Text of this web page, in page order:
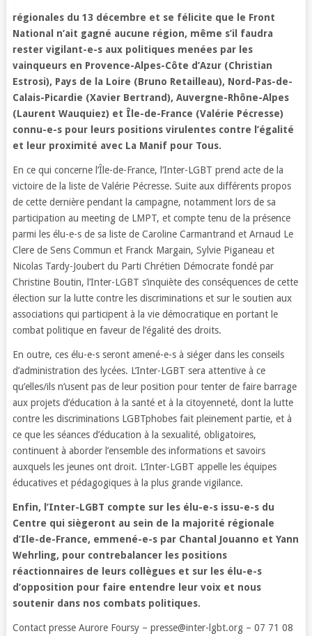
régionales du 13 décembre et se félicite que le Front
National n’ait gagné aucune région, même s’il faudra
rester vigilant-e-s aux politiques menées par les
vainqueurs en Provence-Alpes-Côte d’Azur (Christian
Estrosi), Pays de la Loire (Bruno Retailleau), Nord-Pas-de-
Calais-Picardie (Xavier Bertrand), Auvergne-Rhône-Alpes
(Laurent Wauquiez) et Île-de-France (Valérie Pécresse)
connu-e-s pour leurs positions virulentes contre l’égalité
et leur proximité avec La Manif pour Tous.
En ce qui concerne l’Île-de-France, l’Inter-LGBT prend acte de la
victoire de la liste de Valérie Pécresse. Suite aux différents propos
de cette dernière pendant la campagne, notamment lors de sa
participation au meeting de LMPT, et compte tenu de la présence
parmi les élu-e-s de sa liste de Caroline Carmantrand et Arnaud Le
Clere de Sens Commun et Franck Margain, Sylvie Piganeau et
Nicolas Tardy-Joubert du Parti Chrétien Démocrate fondé par
Christine Boutin, l’Inter-LGBT s’inquiète des conséquences de cette
élection sur la lutte contre les discriminations et sur le soutien aux
associations qui participent à la vie démocratique en portant le
combat politique en faveur de l’égalité des droits.
En outre, ces élu-e-s seront amené-e-s à siéger dans les conseils
d’administration des lycées. L’Inter-LGBT sera attentive à ce
qu’elles/ils n’usent pas de leur position pour tenter de faire barrage
aux projets d’éducation à la santé et à la citoyenneté, dont la lutte
contre les discriminations LGBTphobes fait pleinement partie, et à
ce que les séances d’éducation à la sexualité, obligatoires,
continuent à aborder l’ensemble des informations et savoirs
auxquels les jeunes ont droit. L’Inter-LGBT appelle les équipes
éducatives et pédagogiques à la plus grande vigilance.
Enfin, l’Inter-LGBT compte sur les élu-e-s issu-e-s du
Centre qui siègeront au sein de la majorité régionale
d’Ile-de-France, emmené-e-s par Chantal Jouanno et Yann
Wehrling, pour contrebalancer les positions
réactionnaires de leurs collègues et sur les élu-e-s
d’opposition pour faire entendre leur voix et nous
soutenir dans nos combats politiques.
Contact presse Aurore Foursy – presse@inter-lgbt.org – 07 71 08